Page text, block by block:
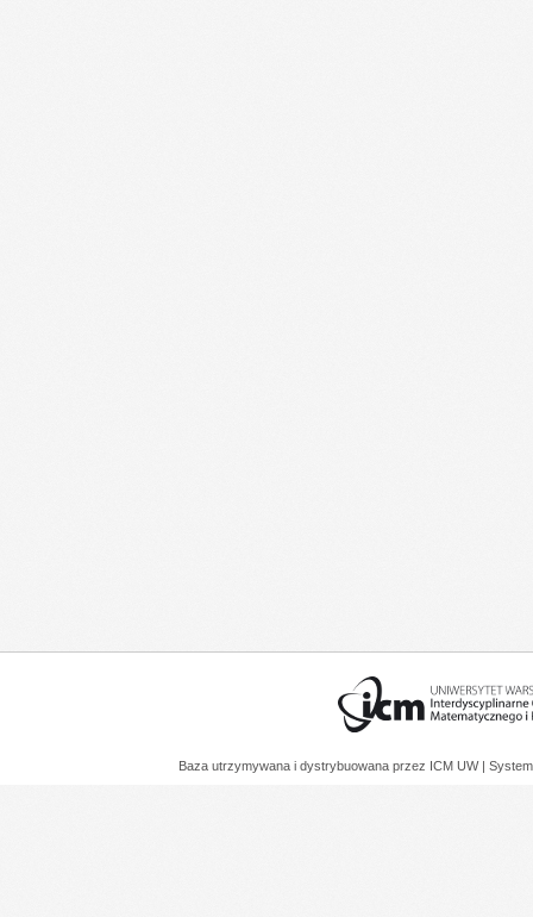
Baza utrzymywana i dystrybuowana przez ICM UW |